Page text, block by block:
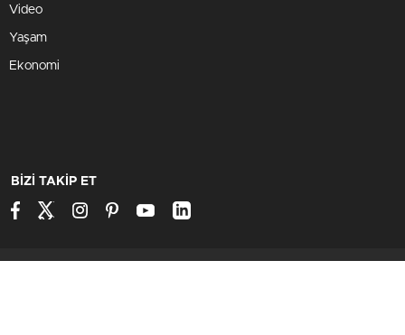
Video
Yaşam
Ekonomi
BİZİ TAKİP ET